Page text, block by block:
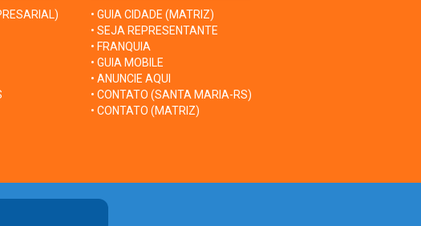
• GUIA CIDADE (MATRIZ)
• SEJA REPRESENTANTE
• FRANQUIA
• GUIA MOBILE
• ANUNCIE AQUI
• CONTATO (SANTA MARIA-RS)
• CONTATO (MATRIZ)